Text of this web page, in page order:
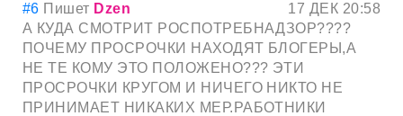
#6 Пишет Dzen
17 ДЕК 20:58
А КУДА СМОТРИТ РОСПОТРЕБНАДЗОР????
ПОЧЕМУ ПРОСРОЧКИ НАХОДЯТ БЛОГЕРЫ,А
НЕ ТЕ КОМУ ЭТО ПОЛОЖЕНО??? ЭТИ
ПРОСРОЧКИ КРУГОМ И НИЧЕГО НИКТО НЕ
ПРИНИМАЕТ НИКАКИХ МЕР.РАБОТНИКИ